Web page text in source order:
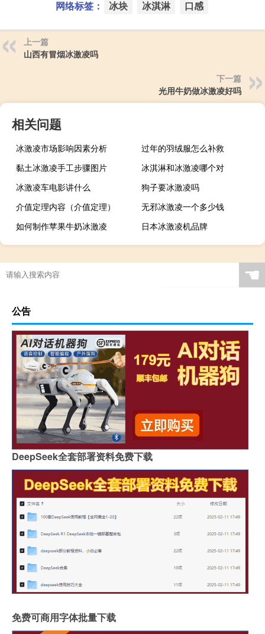
网络标签： 冰块 冰淇淋 口感
上一篇
山西有冒烟冰激凌吗
下一篇
光用牛奶做冰激凌好吗
相关问题
冰激凌市场影响因素分析
过年的羽绒服怎么补救
黏土冰激凌手工步骤图片
冰淇淋和冰激凌哪个对
冰激凌车电影讲什么
狗子要冰激凌吗
介值定理内容（介值定理）
无邪冰激凌一个多少钱
如何制作苹果牛奶冰激凌
日本冰激凌机品牌
☚
公告
DeepSeek全套部署资料免费下载
免费可商用字体批量下载